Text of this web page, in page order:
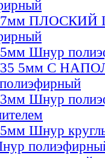
7мм ПЛОСКИЙ
5мм Шнур
35 5мм С
3мм Шнур
5мм Шнур